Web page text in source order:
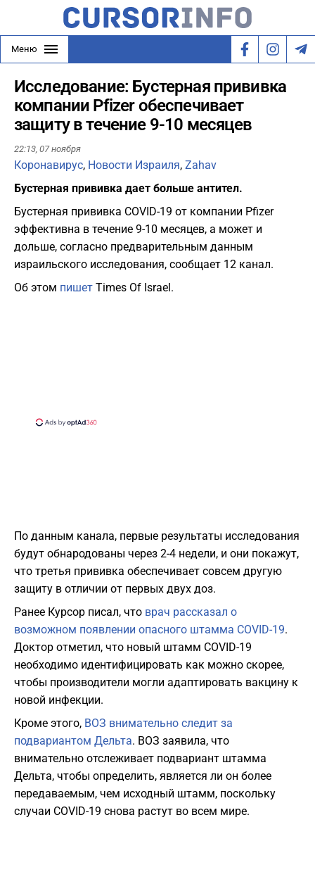
Меню
Исследование: Бустерная прививка
компании Pfizer обеспечивает
защиту в течение 9-10 месяцев
22:13, 07 ноября
Коронавирус, Новости Израиля, Zahav
Бустерная прививка дает больше антител.
Бустерная прививка COVID-19 от компании Pfizer
эффективна в течение 9-10 месяцев, а может и
дольше, согласно предварительным данным
израильского исследования, сообщает 12 канал.
Об этом пишет Times Of Israel.
По данным канала, первые результаты исследования
будут обнародованы через 2-4 недели, и они покажут,
что третья прививка обеспечивает совсем другую
защиту в отличии от первых двух доз.
Ранее Курсор писал, что врач рассказал о
возможном появлении опасного штамма COVID-19.
Доктор отметил, что новый штамм COVID-19
необходимо идентифицировать как можно скорее,
чтобы производители могли адаптировать вакцину к
новой инфекции.
Кроме этого, ВОЗ внимательно следит за
подвариантом Дельта. ВОЗ заявила, что
внимательно отслеживает подвариант штамма
Дельта, чтобы определить, является ли он более
передаваемым, чем исходный штамм, поскольку
случаи COVID-19 снова растут во всем мире.